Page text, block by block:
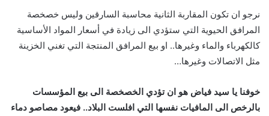
نرجو ان تكون المقاربة الثانية محاسبة السارقين وليس خصخصة
المرافق الحيوية التي ستؤدي الى زيادة في أسعار المواد الأساسية
كالكهرباء والماء وغيرها.. او بيع المرافق المنتجة التي تغني الخزينة
مثل الاتصالات وغيرها…
خوفنا يا سيد فياض هو ان تؤدي الخصخصة الى بيع المؤسسات
بالرخص الى المافيات نفسها التي افلست البلاد.. فيعود مصاصو دماء